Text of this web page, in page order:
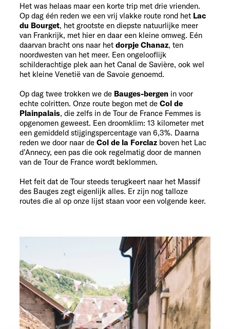
Het was helaas maar een korte trip met drie vrienden.
Op dag één reden we een vrij vlakke route rond het Lac
du Bourget, het grootste en diepste natuurlijke meer
van Frankrijk, met hier en daar een kleine omweg. Eén
daarvan bracht ons naar het dorpje Chanaz, ten
noordwesten van het meer. Een ongelooflijk
schilderachtige plek aan het Canal de Savière, ook wel
het kleine Venetië van de Savoie genoemd.
Op dag twee trokken we de Bauges-bergen in voor
echte colritten. Onze route begon met de Col de
Plainpalais, die zelfs in de Tour de France Femmes is
opgenomen geweest. Een droomklim: 13 kilometer met
een gemiddeld stijgingspercentage van 6,3%. Daarna
reden we door naar de Col de la Forclaz boven het Lac
d’Annecy, een pas die ook regelmatig door de mannen
van de Tour de France wordt beklommen.
Het feit dat de Tour steeds terugkeert naar het Massif
des Bauges zegt eigenlijk alles. Er zijn nog talloze
routes die al op onze lijst staan voor een volgende keer.